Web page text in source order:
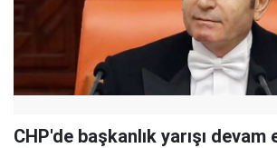
CHP'de başkanlık yarışı devam